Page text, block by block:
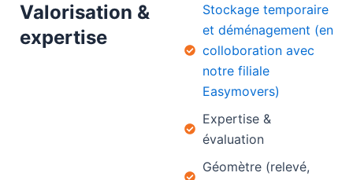
Valorisation &
expertise
Stockage temporaire
et déménagement (en
colloboration avec
notre filiale
Easymovers)
Expertise &
évaluation
Géomètre (relevé,